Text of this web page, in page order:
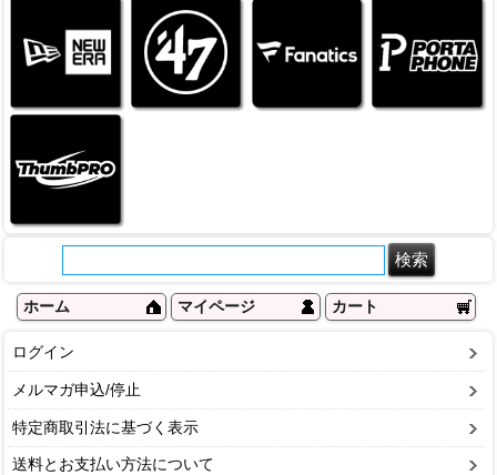
ホーム マイページ カート
ログイン
メルマガ申込/停止
特定商取引法に基づく表示
送料とお支払い方法について